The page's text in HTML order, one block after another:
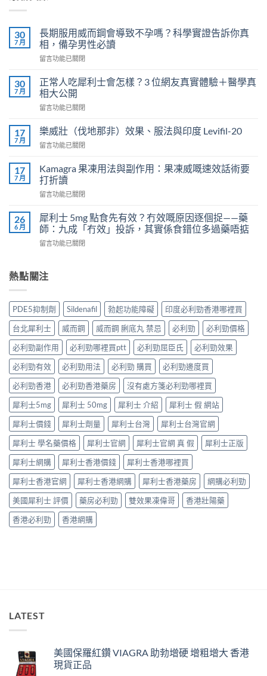
30
7 月
長期服用威而鋼會導致不孕嗎？科學實證告訴你真
相，備孕男性必讀
在
期
服
用
威
鋼
導
不
孕
嗎？
科
實
證
告
真
相，
孕
男
性
必
讀〉
中
留言功能已關閉
30
7 月
正常人吃犀利士會怎樣？3 位網友真實體驗＋醫學真
相大公開
在
常
人
吃
利
士
怎
3
位
網
友
體
醫
學
真
相
大
公
開〉
中
留言功能已關閉
17
7 月
樂威壯（伐地那非）效果、服法與印度 Levifil-20
在
威
壯
（伐
地
非）
效
果、
服
印
20〉
中
留言功能已關閉
17
7 月
Kamagra 果凍用法與副作用：果凍威嘅速效話術要
打折讀
在
果
凍
用
法
作
凍
威
嘅
速
效
話
術
要
打
折
讀〉
中
留言功能已關閉
26
6 月
犀利士 5mg 點食先有效？冇效嘅原因逐個捉——藥
師：九成「冇效」投訴，其實係食錯位多過藥唔掂
在
士
5mg
食
先
有
效？
冇
效
嘅
原
因
逐
個
捉
——
藥
師：
九
成
「冇
效」
投
訴，
其
實
掂〉
留言功能已關閉
熱點關注
PDE5抑制劑 Sildenafil 勃起功能障礙
印度必利勁香港哪裡買
台北犀利士
威而鋼 威而鋼 脷底丸 禁忌 必利勁
必利勁價格
必利勁副作用
必利勁哪裡買ptt 必利勁屈臣氏
必利勁效果
必利勁有效
必利勁用法 必利勁 購買
必利勁邊度買
必利勁香港
必利勁香港藥房
沒有處方箋必利勁哪裡買
犀利士5mg
犀利士 50mg 犀利士 介紹
犀利士 假 網站
犀利士價錢
犀利士劑量 犀利士台灣
犀利士台灣官網
犀利士 學名藥價格
犀利士官網 犀利士官網 真 假
犀利士正版
犀利士網購
犀利士香港價錢
犀利士香港哪裡買
犀利士香港官網
犀利士香港網購 犀利士香港藥房
網購必利勁
美國犀利士 評價
藥房必利勁 雙效果凍偉哥
香港壯陽藥
香港必利勁
香港網購
LATEST
美國保羅紅鑽 VIAGRA 助勃增硬 增粗增大 香港
現貨正品